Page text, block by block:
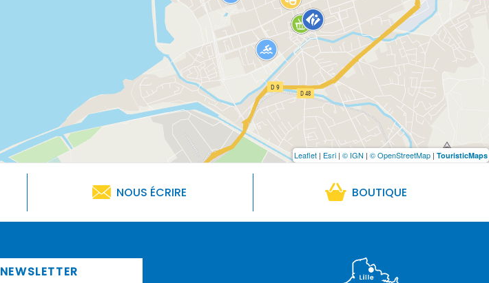
Leaflet | Esri | © IGN | © OpenStreetMap | TouristicMaps
NOUS ÉCRIRE BOUTIQUE
NEWSLETTER